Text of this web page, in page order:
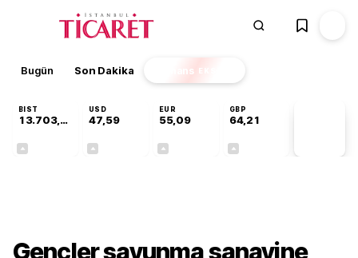
Bugün Son Dakika Finans EKSTRA
BIST
13.703,13
USD
47,59
EUR
55,09
GBP
64,21
Gençler savunma sanayine